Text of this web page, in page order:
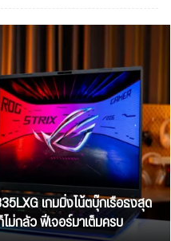
เกมมิ่งโน้ตบุ๊กเรือธงสุด
กลัว ฟีเจอร์มาเต็มครบ